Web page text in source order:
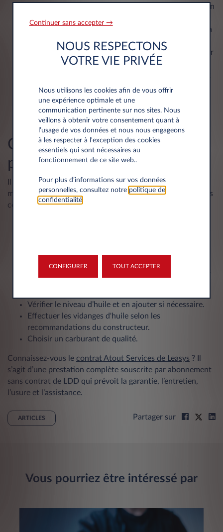
d'oxygène et d'hydrogène dans les tuyaux d’admission
d'air pour éliminer les dépôts de calamine.
: Dans certains cas extrêmes, la
quantité de dépôts est telle que la seule solution
possible pour nettoyer le moteur consiste à démonter
les composants et à les nettoyer manuellement. Ce
mode de nettoyage est particulièrement fastidieux et
long. Il nécessite l’emploi de produits et d’outillages
spéciaux. Bref, cette méthode ne peut être employée
que par quelqu’un ayant des connaissances
techniques approfondies.
Conseils de maintenance
pour moteurs diesel
Il est essentiel d’effectuer la maintenance régulière d’un
moteur diesel pour éviter qu’il ne s’encrasse. Voici quelques
conseils pour une bonne maintenance de moteur diesel :
imposé par le fabricant, notamment les filtres à air et
Vérifier le niveau d’huile et en ajouter si nécessaire.
Effectuer les vidanges d'huile selon les
recommandations du constructeur.
Choisir un carburant de qualité.
Connaissez-vous le contrat Atout Services de Leasys ? Il
s’agit d’une prestation complète souscrite par abonnement
sans contrat de LDD qui prévoit la garantie, l’entretien,
l’usure et l’assistance.
ARTICLES Partager sur
Vous pourriez être intéressé par
Continuer sans accepter →
NOUS RESPECTONS
VOTRE VIE PRIVÉE
Nous utilisons les cookies afin de vous offrir
une expérience optimale et une
communication pertinente sur nos sites. Nous
veillons à obtenir votre consentement quant à
l’usage de vos données et nous nous engageons
à les respecter à l'exception des cookies
essentiels qui sont nécessaires au
fonctionnement de ce site web..
Pour plus d’informations sur vos données
personnelles, consultez notre politique de
confidentialité.
CONFIGURER TOUT ACCEPTER